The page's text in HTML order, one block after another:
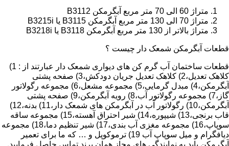
متراژ 60 الی 70 متر مربع آبگرمکن B3112
متراژ 70 الی 130 متر مربع آبگرمکن B3115 یا B3215i
متراژ بالاتر از 130 متر مربع آبگرمکن B3118 یا B3218i
قطعات آبگرمکن شمعک دار چیست ؟
قطعات ساختمان آب گرم کن های دیواری شمعک دار عبارتند از : 1)
کلاهک تعدیل،2) کلاهک تعدیل جریان دودکش،3) صفحه پشتی
آبگرمکن،4) مبدل گرمایی،5) مجموعه مشعل،6) مجموعه رگولاتور
گاز،7) مجموعه رگولاتور آب،8) رویه آبگرمکن،9) صفحه پشتی
آبگرمکن،10) رگولاتور آب در آبگرمکن های شمعک دار،11) بدنه،12)
قاب برنجی،13) شیپوره،14) شیر احتراق آهسته،15) مجموعه ساقه
سوپاپ،16) مجموعه مغزی آب بندی،17) شیر تنظیم دما،18) مجموعه
دیافگرام و میل سوپاپ آب 19) ترموکوپل و … که ما برای تعمیر
آبگرمکن باید به نمایندگی های مجاز همان برند تماس حاصل فرمایید.